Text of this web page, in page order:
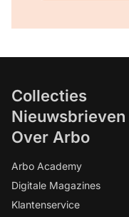
Collecties
Nieuwsbrieven
Over Arbo
Arbo Academy
Digitale Magazines
Klantenservice